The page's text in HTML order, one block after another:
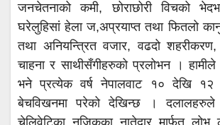
जनचेतनाको कमी, छोराछोरी विचको
घरेलुहिसां हेला ज,अप्रयाप्त तथा फितलो
तथा अनियन्त्रित वजार, वढदो
चाहना र साथीसँगीहरुको प्रलोभन । हामीले
भने प्रत्येक वर्ष नेपालवाट १० देखि १२
बेचविखनमा परेको देखिन्छ । दलालहरुले